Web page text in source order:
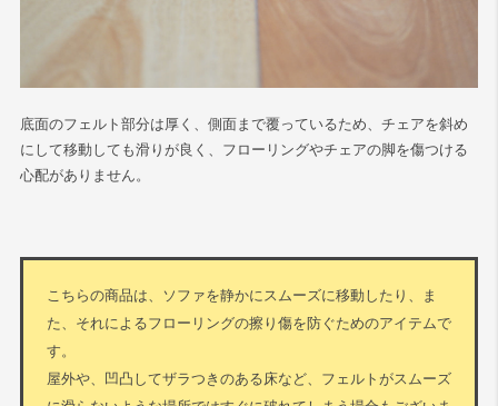
底面のフェルト部分は厚く、側面まで覆っているため、チェアを斜め
にして移動しても滑りが良く、フローリングやチェアの脚を傷つける
心配がありません。
こちらの商品は、ソファを静かにスムーズに移動したり、ま
た、それによるフローリングの擦り傷を防ぐためのアイテムで
す。
屋外や、凹凸してザラつきのある床など、フェルトがスムーズ